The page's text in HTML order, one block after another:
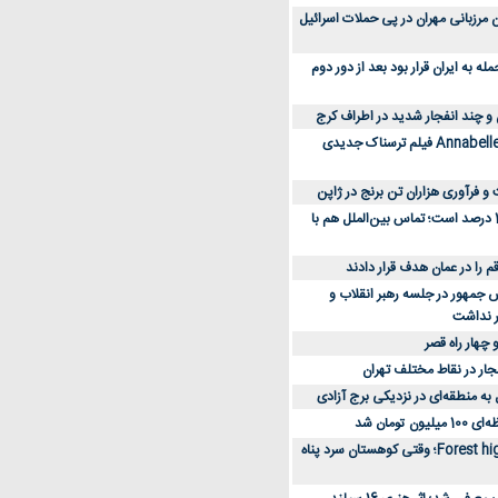
کارکنان مرزبانی مهران در پی حملات اسرائیل
به ایران قرار بود بعد از دور دوم
و چند انفجار شدید در اطراف کرج
کارگردان Annabelle: Creation فیلم ترسناک جدیدی
و فرآوری هزاران تن برنج در ژاپن
دسترسی به اینترنت 1 درصد است؛ تماس بین‌الملل هم با
در جلسه رهبر انقلاب و
نداشت
چهار راه قصر
در نقاط مختلف تهران
به منطقه‌ای در نزدیکی برج آزادی
شد
نقد و بررسی فیلم Forest high؛ وقتی کوهستان سرد پناه